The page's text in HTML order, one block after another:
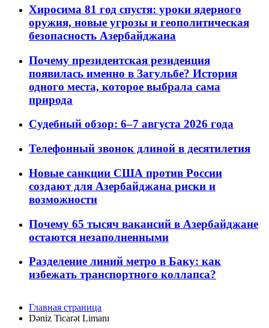
Хиросима 81 год спустя: уроки ядерного
оружия, новые угрозы и геополитическая
безопасность Азербайджана
Почему президентская резиденция
появилась именно в Загульбе? История
одного места, которое выбрала сама
природа
Судебный обзор: 6–7 августа 2026 года
Телефонный звонок длиной в десятилетия
Новые санкции США против России
создают для Азербайджана риски и
возможности
Почему 65 тысяч вакансий в Азербайджане
остаются незаполненными
Разделение линий метро в Баку: как
избежать транспортного коллапса?
Главная страница
Dəniz Ticarət Limanı